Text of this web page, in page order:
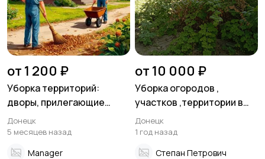
от 1 200 ₽
Уборка территорий:
дворы, прилегающие
участки — всё будет
убрано.
Донецк
5 месяцев назад
Manager
от 10 000 ₽
Уборка огородов ,
участков ,территории в
Донецке
Донецк
1 год назад
Степан Петрович